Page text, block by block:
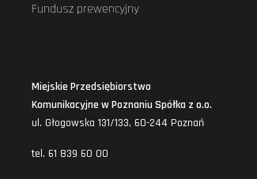
Fundusz prewencyjny
Miejskie Przedsiębiorstwo
Komunikacyjne w Poznaniu Spółka z o.o.
ul. Głogowska 131/133, 60-244 Poznań
tel. 61 839 60 00